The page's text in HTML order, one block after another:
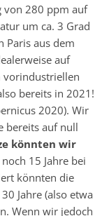
von 280 ppm auf
um ca. 3 Grad
Paris aus dem
auf
vorindustriellen
bereits in 2021!
2020). Wir
bereits auf null
könnten wir
15 Jahre bei
könnten die
Jahre (also etwa
Wenn wir jedoch